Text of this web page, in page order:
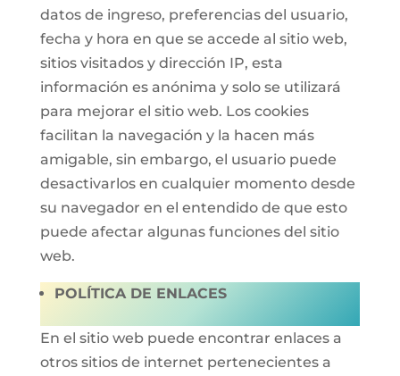
datos de ingreso, preferencias del usuario,
fecha y hora en que se accede al sitio web,
sitios visitados y dirección IP, esta
información es anónima y solo se utilizará
para mejorar el sitio web. Los cookies
facilitan la navegación y la hacen más
amigable, sin embargo, el usuario puede
desactivarlos en cualquier momento desde
su navegador en el entendido de que esto
puede afectar algunas funciones del sitio
web.
POLÍTICA DE ENLACES
En el sitio web puede encontrar enlaces a
otros sitios de internet pertenecientes a